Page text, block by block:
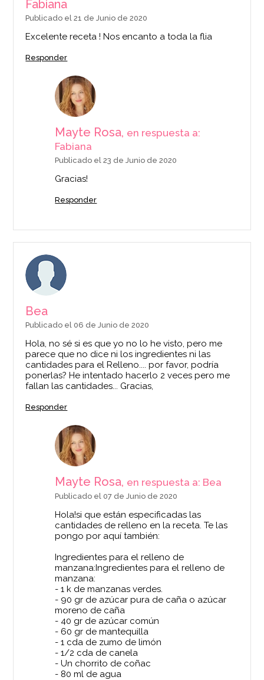
Fabiana
Publicado el 21 de Junio de 2020
Excelente receta ! Nos encanto a toda la flia
Responder
Mayte Rosa, en respuesta a:
Fabiana
Publicado el 23 de Junio de 2020
Gracias!
Responder
Bea
Publicado el 06 de Junio de 2020
Hola, no sé si es que yo no lo he visto, pero me
parece que no dice ni los ingredientes ni las
cantidades para el Relleno.... por favor, podría
ponerlas? He intentado hacerlo 2 veces pero me
fallan las cantidades... Gracias,
Responder
Mayte Rosa, en respuesta a: Bea
Publicado el 07 de Junio de 2020
Hola!si que están especificadas las
cantidades de relleno en la receta. Te las
pongo por aquí también:
Ingredientes para el relleno de
manzana:Ingredientes para el relleno de
manzana:
- 1 k de manzanas verdes.
- 90 gr de azúcar pura de caña o azúcar
moreno de caña
- 40 gr de azúcar común
- 60 gr de mantequilla
- 1 cda de zumo de limón
- 1/2 cda de canela
- Un chorrito de coñac
- 80 ml de agua